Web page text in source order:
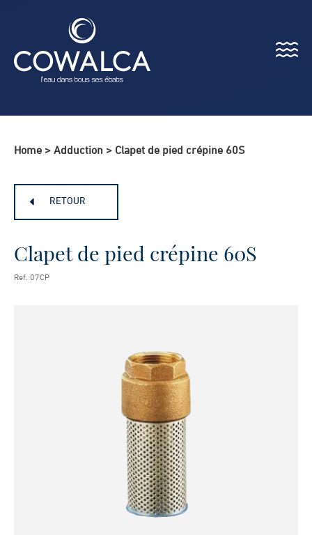
Menu
Home > Adduction > Clapet de pied crépine 60S
RETOUR
Clapet de pied crépine 60S
Ref. 07CP